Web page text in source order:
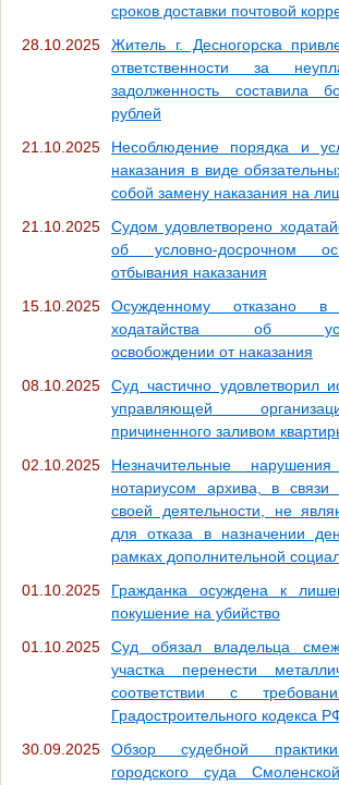
сроков доставки почтовой
28.10.2025
Житель г. Десногорска
ответственности за
задолженность составила
рублей
21.10.2025
Несоблюдение порядка и
наказания в виде
собой замену наказания на
21.10.2025
Судом удовлетворено
об условно-досрочном
отбывания наказания
15.10.2025
Осужденному отказано в
ходатайства об
освобождении от наказания
08.10.2025
Суд частично удовлетворил
управляющей
причиненного заливом
02.10.2025
Незначительные
нотариусом архива, в
своей деятельности, не
для отказа в назначении
рамках дополнительной
01.10.2025
Гражданка осуждена к
покушение на убийство
01.10.2025
Суд обязал владельца
участка перенести
соответствии с
Градостроительного кодекса
30.09.2025
Обзор судебной практики
городского суда